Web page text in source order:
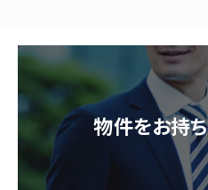
物件をお持